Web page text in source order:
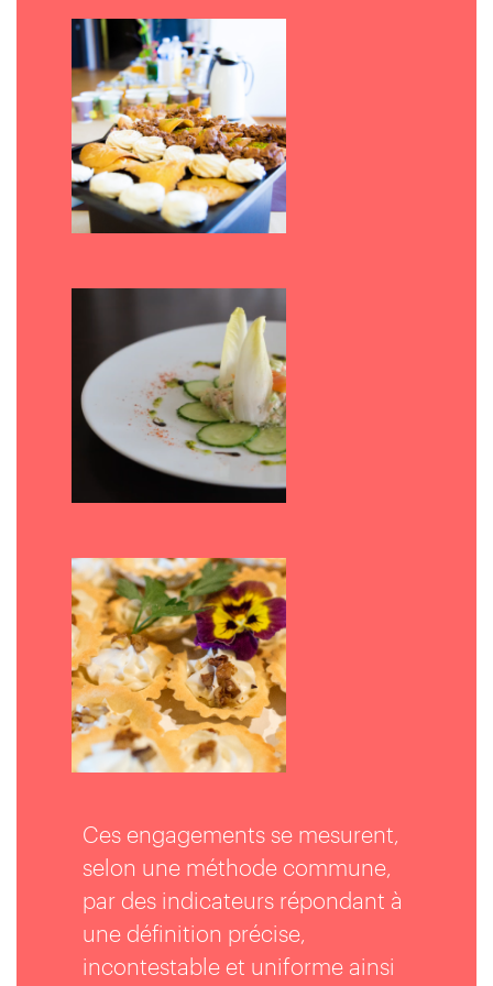
Ces engagements se mesurent,
selon une méthode commune,
par des indicateurs répondant à
une définition précise,
incontestable et uniforme ainsi